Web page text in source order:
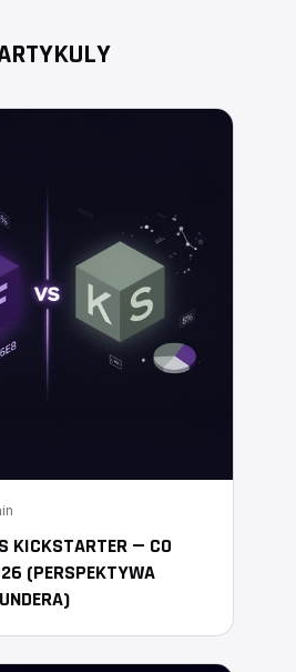
KICKSTARTER — CO
(PERSPEKTYWA